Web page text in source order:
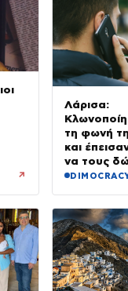
↗
Λάρισα:
τη φωνή
και
να τους
χρήματα